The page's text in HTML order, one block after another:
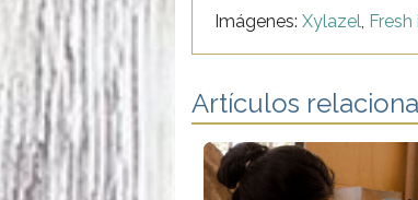
Imágenes: Xylazel,
Artículos